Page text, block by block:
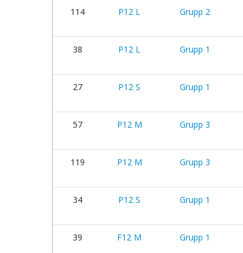
114 P12 L Grupp 2
38 P12 L Grupp 1
27 P12 S Grupp 1
57 P12 M Grupp 3
119 P12 M Grupp 3
34 P12 S Grupp 1
39 F12 M Grupp 1